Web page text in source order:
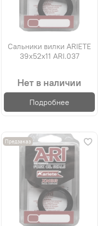
Сальники вилки ARIETE
39х52х11 ARI.037
Нет в наличии
Подробнее
Предзаказ